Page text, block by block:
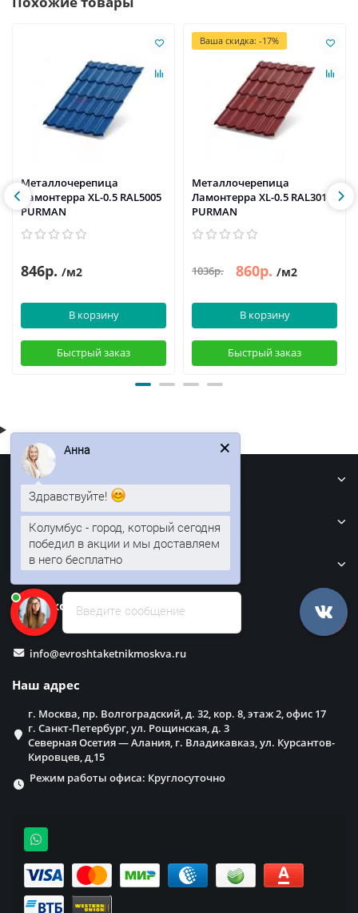
Металлочерепица
Ламонтерра XL-0.5 RAL5005
PURMAN
846р. /м2
В корзину
Быстрый заказ
Ваша скидка: -17%
Металлочерепица
Ламонтерра XL-0.5 RAL3011
PURMAN
1036р. 860р. /м2
В корзину
Быстрый заказ
Информация
Кровля
Забор
Наши контакты
info@evroshtaketnikmoskva.ru
Наш адрес
г. Москва, пр. Волгоградский, д. 32, кор. 8, этаж 2, офис 17
г. Санкт-Петербург, ул. Рощинская, д. 3
Северная Осетия — Алания, г. Владикавказ, ул. Курсантов-
Кировцев, д,15
Режим работы офиса: Круглосуточно
Введите сообщение
Анна
Здравствуйте!
Колумбус - город, который сегодня
победил в акции и мы доставляем
в него бесплатно